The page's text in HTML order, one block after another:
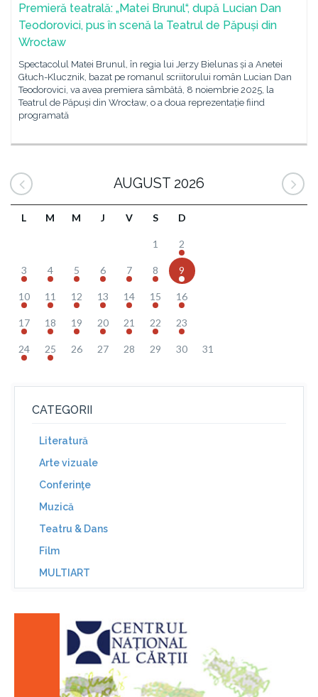
Premieră teatrală: „Matei Brunul“, după Lucian Dan
Teodorovici, pus în scenă la Teatrul de Păpuși din
Wrocław
Spectacolul Matei Brunul, în regia lui Jerzy Bielunas și a Anetei
Głuch-Klucznik, bazat pe romanul scriitorului român Lucian Dan
Teodorovici, va avea premiera sâmbătă, 8 noiembrie 2025, la
Teatrul de Păpuși din Wrocław, o a doua reprezentație fiind
programată
AUGUST 2026
L M M J V S D
1 2
3 4 5 6 7 8 9
10 11 12 13 14 15 16
17 18 19 20 21 22 23
24 25 26 27 28 29 30 31
CATEGORII
Literatură
Arte vizuale
Conferinţe
Muzică
Teatru & Dans
Film
MULTIART